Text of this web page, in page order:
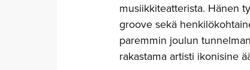
musiikkiteatterista. Hänen
groove sekä
paremmin joulun
rakastama artisti ikonisine